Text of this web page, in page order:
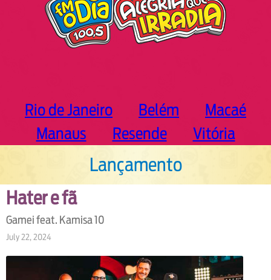
Rio de Janeiro Belém
Macaé
Manaus
Resende Vitória
Lançamento
Hater e fã
Gamei feat. Kamisa 10
July 22, 2024